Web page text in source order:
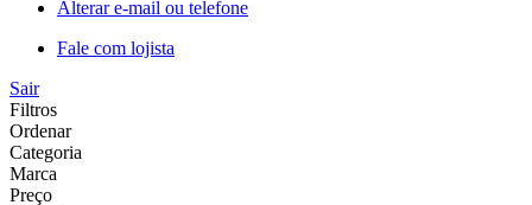
Alterar e-mail ou telefone
Fale com lojista
Sair
Filtros
Ordenar
Categoria
Marca
Preço